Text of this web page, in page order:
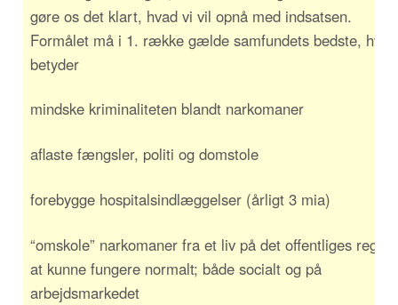
gøre os det klart, hvad vi vil opnå med indsatsen.
Formålet må i 1. række gælde samfundets bedste,
betyder
mindske kriminaliteten blandt narkomaner
aflaste fængsler, politi og domstole
forebygge hospitalsindlæggelser (årligt 3 mia)
“omskole” narkomaner fra et liv på det offentliges
at kunne fungere normalt; både socialt og på
arbejdsmarkedet